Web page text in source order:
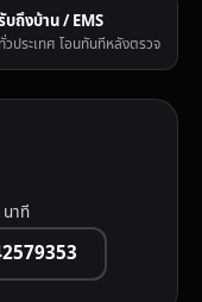
บถึงบ้าน / EMS
ทั่วประเทศ โอนทันทีหลังตรวจ
าที